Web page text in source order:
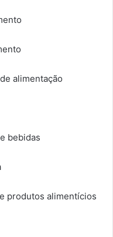
alimentação
bebidas
produtos alimentícios